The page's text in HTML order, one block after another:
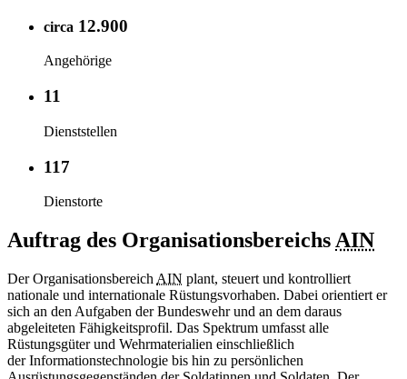
circa 12.900
Angehörige
11
Dienststellen
117
Dienstorte
Auftrag des OrganisationsbereichsAIN
Der Organisationsbereich AIN plant, steuert und kontrolliert
nationale und internationale Rüstungsvorhaben. Dabei orientiert er
sich an den Aufgaben der Bundeswehr und an dem daraus
abgeleiteten Fähigkeitsprofil. Das Spektrum umfasst alle
Rüstungsgüter und Wehrmaterialien einschließlich
der Informationstechnologie bis hin zu persönlichen